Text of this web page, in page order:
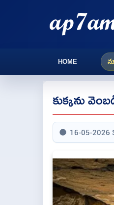
HOME
కుక్కను
16-05-2026